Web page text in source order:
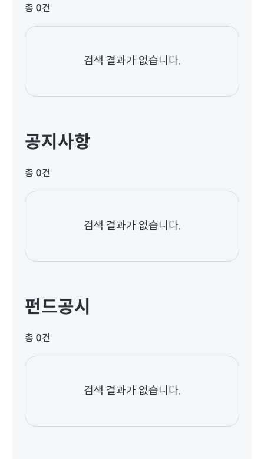
총 0건
검색 결과가 없습니다.
공지사항
총 0건
검색 결과가 없습니다.
펀드공시
총 0건
검색 결과가 없습니다.